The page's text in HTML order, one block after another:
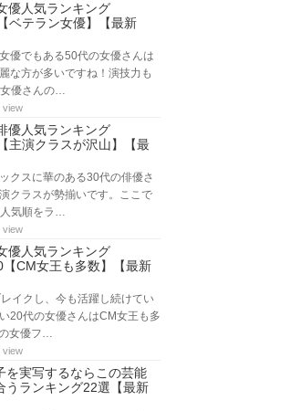
優人気ランキング
ベテラン女優】【最新
優でもある50代の女優さんは
な方が多いですね！演技力も
優さんの…
view
優人気ランキング
主演クラスが沢山】【最
クスに華のある30代の俳優さ
クラスが勢揃いです。ここで
気順をラ…
view
優人気ランキング
CM女王も多数】【最新
イクし、今も活躍し続けてい
20代の女優さんはCM女王も多
女優フ…
view
を実写するならこの芸能
うランキング22選【最新